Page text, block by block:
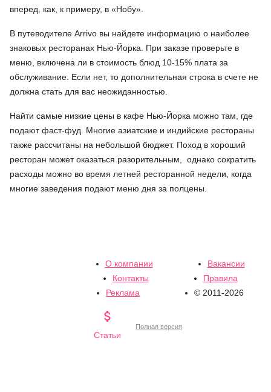
вперед, как, к примеру, в «Нобу».
В путеводителе Arrivo вы найдете информацию о наиболее
знаковых ресторанах Нью-Йорка. При заказе проверьте в
меню, включена ли в стоимость блюд 10-15% плата за
обслуживание. Если нет, то дополнительная строка в счете не
должна стать для вас неожиданностью.
Найти самые низкие цены в кафе Нью-Йорка можно там, где
подают фаст-фуд. Многие азиатские и индийские рестораны
также рассчитаны на небольшой бюджет. Поход в хороший
ресторан может оказаться разорительным, однако сократить
расходы можно во время летней ресторанной недели, когда
многие заведения подают меню дня за полцены.
О компании
Вакансии
Контакты
Правила
Реклама
© 2011-2026

Статьи
Полная версия